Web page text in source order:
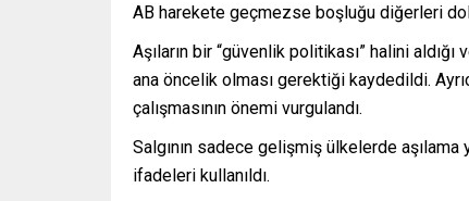
AB harekete geçmezse boşluğu diğerleri
Aşıların bir “güvenlik politikası” halini
ana öncelik olması gerektiği kaydedildi.
çalışmasının önemi vurgulandı.
Salgının sadece gelişmiş ülkelerde
ifadeleri kullanıldı.